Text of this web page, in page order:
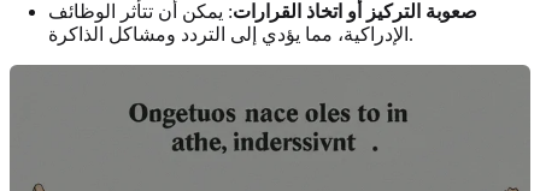
صعوبة التركيز أو اتخاذ القرارات: يمكن أن تتأثر الوظائف
الإدراكية، مما يؤدي إلى التردد ومشاكل الذاكرة.